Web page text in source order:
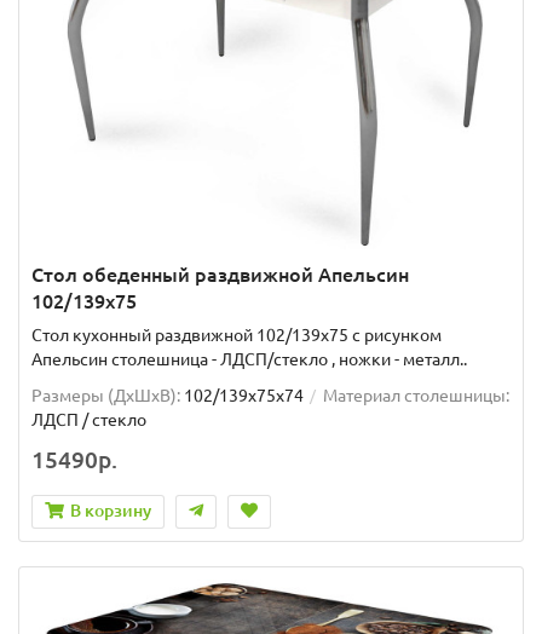
Стол обеденный раздвижной Апельсин
102/139х75
Стол кухонный раздвижной 102/139x75 с рисунком
Апельсин столешница - ЛДСП/стекло , ножки - металл..
Размеры (ДхШxВ): 102/139х75х74
Материал столешницы:
ЛДСП / стекло
15490р.
В корзину